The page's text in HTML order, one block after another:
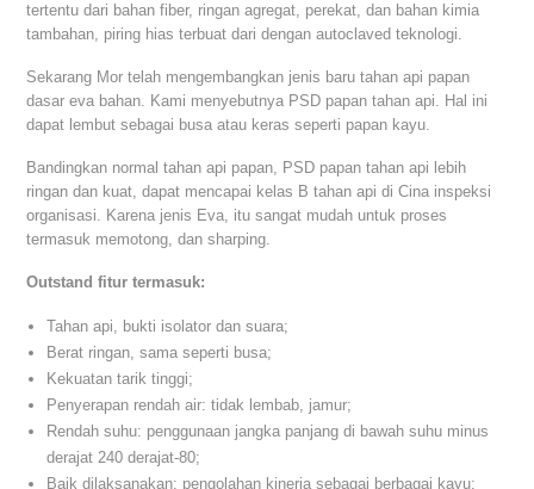
tertentu dari bahan fiber, ringan agregat, perekat, dan bahan kimia
tambahan, piring hias terbuat dari dengan autoclaved teknologi.
Sekarang Mor telah mengembangkan jenis baru tahan api papan
dasar eva bahan. Kami menyebutnya PSD papan tahan api. Hal ini
dapat lembut sebagai busa atau keras seperti papan kayu.
Bandingkan normal tahan api papan, PSD papan tahan api lebih
ringan dan kuat, dapat mencapai kelas B tahan api di Cina inspeksi
organisasi. Karena jenis Eva, itu sangat mudah untuk proses
termasuk memotong, dan sharping.
Outstand fitur termasuk:
Tahan api, bukti isolator dan suara;
Berat ringan, sama seperti busa;
Kekuatan tarik tinggi;
Penyerapan rendah air: tidak lembab, jamur;
Rendah suhu: penggunaan jangka panjang di bawah suhu minus
derajat 240 derajat-80;
Baik dilaksanakan: pengolahan kinerja sebagai berbagai kayu;